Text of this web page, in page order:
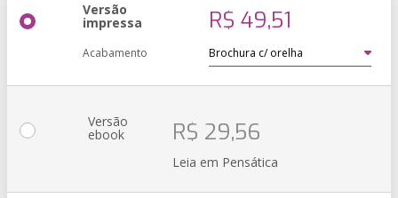
Versão
impressa R$ 49,51
Acabamento
Versão
ebook R$ 29,56
Leia em Pensática